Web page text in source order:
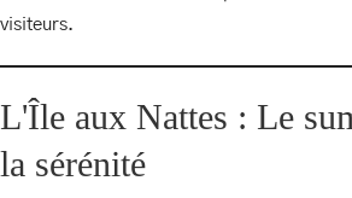
visiteurs.
L'Île aux Nattes : Le
la sérénité